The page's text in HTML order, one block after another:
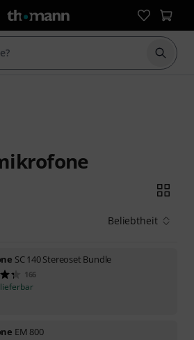
Suche
Beliebtheit
SC 140 Stereoset Bundle
166
EM 800